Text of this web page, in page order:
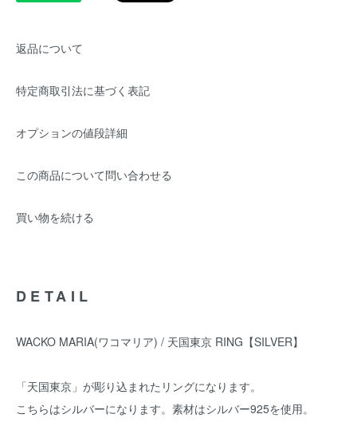
返品について
特定商取引法に基づく表記
オプションの値段詳細
この商品について問い合わせる
買い物を続ける
DETAIL
WACKO MARIA(ワコマリア) / 天国東京 RING【SILVER】
「天国東京」が彫り込まれたリングになります。
こちらはシルバーになります。素材はシルバー925を使用。